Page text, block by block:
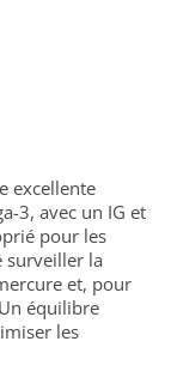
excellente
3, avec un IG et
pour les
surveiller la
et, pour
équilibre
les